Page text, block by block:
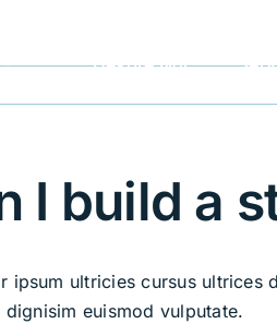
Despre Noi
I build a
ipsum ultricies cursus
euismod vulputate.